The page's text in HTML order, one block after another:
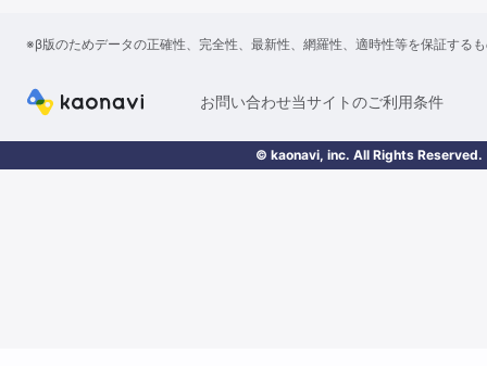
※β版のためデータの正確性、完全性、最新性、網羅性、適時性等を保証する
お問い合わせ当サイトのご利用条件
© kaonavi, inc. All Rights Reserved.